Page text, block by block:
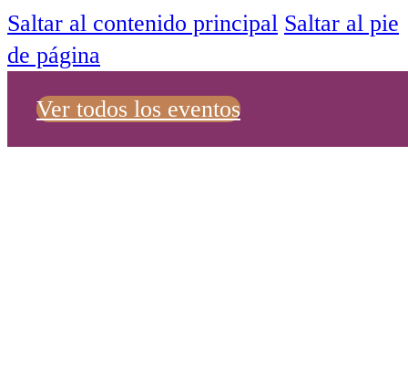
Saltar al contenido principal Saltar al pie
de página
Ver todos los eventos